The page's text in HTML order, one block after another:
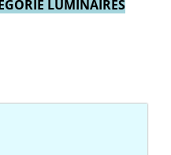
LUMINAIRES